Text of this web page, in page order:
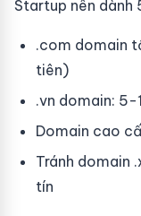
Startup nên
.com domain
tiên)
.vn domain: 5-
Domain cao
Tránh domain
tín